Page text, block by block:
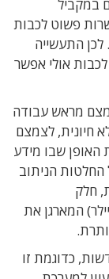
במקביל
פשוט לכבות
. לכן התעשייה
אולי אפשר
מראש עבודה
חיונית, לצמצם
האופן שבו מידע
הניתוב
, חלק
) המארגן את
.
, כדוגמת זו